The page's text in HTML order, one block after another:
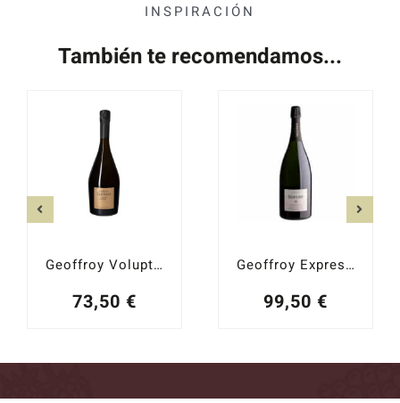
INSPIRACIÓN
También te recomendamos...
Geoffroy Volupté premier cru extra brut 2017
73,50 €
Geoffroy Expression Premier Cru Brut Mágnum
99,50 €